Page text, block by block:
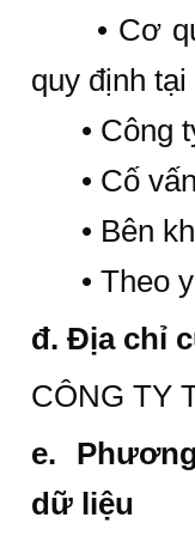
• Cơ
quy định
• Công
• Cố vấn
• Bên
• Theo
đ. Địa chỉ
CÔNG TY
e.
dữ liệu